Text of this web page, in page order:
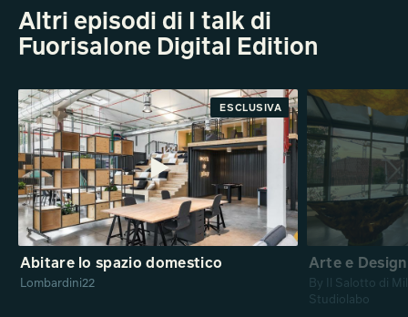
Altri episodi di I talk di
Fuorisalone Digital Edition
ANTEPRIMA
ESCLUSIVA
Abitare lo spazio domestico
Lombardini22
Arte e Design
By Il Salotto di
Studiolabo